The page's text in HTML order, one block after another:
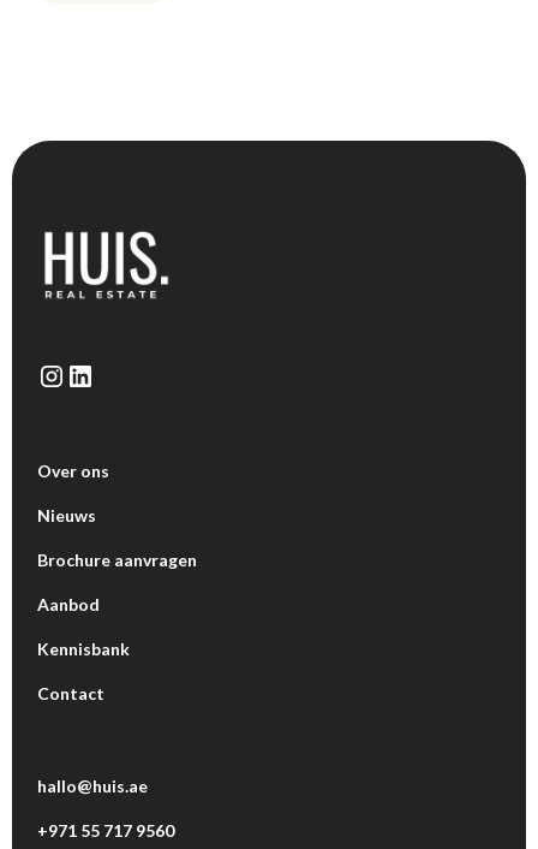
Over ons
Nieuws
Brochure aanvragen
Aanbod
Kennisbank
Contact
hallo@huis.ae
+971 55 717 9560